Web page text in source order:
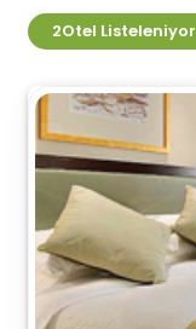
2Otel Listeleniyor